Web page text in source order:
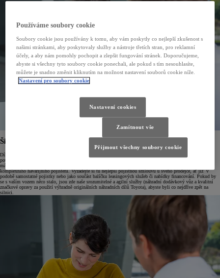
Široká nabídka autopojištění
Díky flexibilním službám Toyota Professional vždy najdete optimální pojistnou smlouvu s ohledem na vaše
potřeby. Můžete si tak zvolit pojistnou smlouvu nejlépe vyhovující vašim konkrétním potřebám. V nabídce
máme řadu variant pro nová i ojetá vozidla včetně zákonného pojištění odpovědnosti a částečného nebo
komplexního havarijního pojištění. Vyžádejte si tu nejlepší pojistnou smlouvu u svého prodejce, ať již v
podobě samostatné pojistky nebo jako součást balíčku leasingových služeb či nabídky financování. Pokud by
se s vaším vozem něco stalo, jsou zde naše srozumitelné a agilní služby (náhradní dodávkový vůz a kvalitní
značkové opravy za použití výhradně originálních náhradních dílů Toyota), abyste byli co nejdříve zpět na
silnici.
Používáme soubory cookie
Soubory cookie jsou používány k tomu, aby vám poskytly co nejlepší zkušenost s
našimi stránkami, aby poskytovaly služby a nástroje třetích stran, pro reklamní
účely, a aby nám pomohly pochopit a zlepšit fungování stránek. Doporučujeme,
abyste si všechny tyto soubory cookie ponechali, ale pokud s tím nesouhlasíte,
můžete je snadno změnit kliknutím na možnost nastavení souborů cookie níže.
Nastavení pro soubory cookie
Nastavení cookies
Zamítnout vše
Přijmout všechny soubory cookie